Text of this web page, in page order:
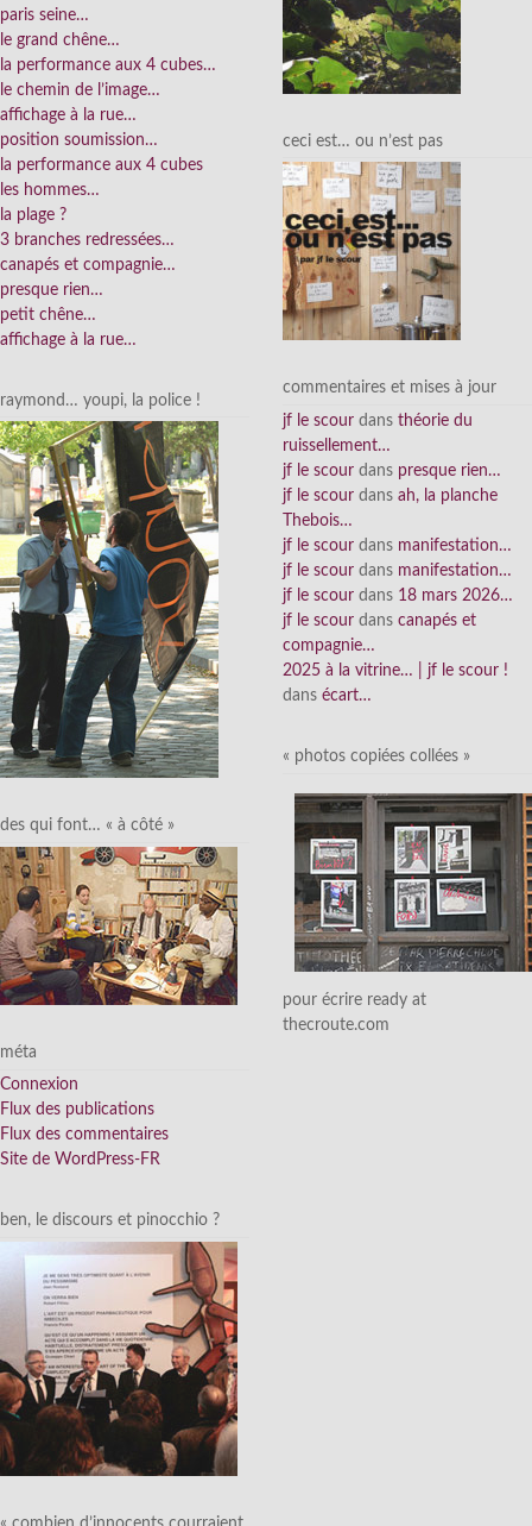
paris seine…
le grand chêne…
la performance aux 4 cubes…
le chemin de l’image…
affichage à la rue…
position soumission…
la performance aux 4 cubes
les hommes…
la plage ?
3 branches redressées…
canapés et compagnie…
presque rien…
petit chêne…
affichage à la rue…
raymond… youpi, la police !
des qui font… « à côté »
méta
Connexion
Flux des publications
Flux des commentaires
Site de WordPress-FR
ben, le discours et pinocchio ?
ceci est… ou n’est pas
commentaires et mises à jour
jf le scour dans théorie du
ruissellement…
jf le scour dans presque rien…
jf le scour dans ah, la planche
Thebois…
jf le scour dans manifestation…
jf le scour dans manifestation…
jf le scour dans 18 mars 2026…
jf le scour dans canapés et
compagnie…
2025 à la vitrine… | jf le scour !
dans écart…
« photos copiées collées »
pour écrire ready at
thecroute.com